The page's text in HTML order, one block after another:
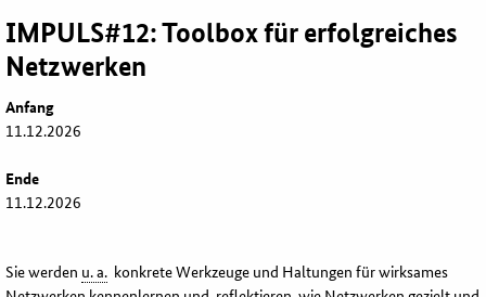
IMPULS#12: Toolbox für erfolgreiches
Netzwerken
Anfang
11.12.2026
Ende
11.12.2026
Sie werden u. a. konkrete Werkzeuge und Haltungen für wirksames